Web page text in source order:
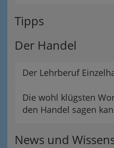
Tipps
Der Handel
Der Lehrberuf
Die wohl klügsten
den Handel sagen
News und